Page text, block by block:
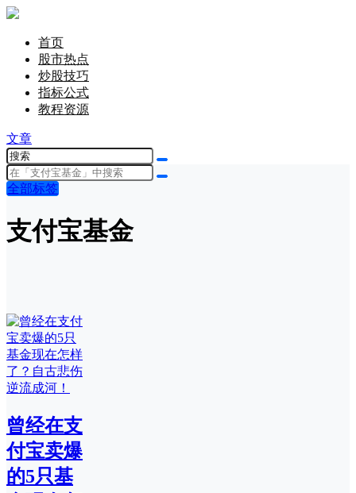
首页
股市热点
炒股技巧
指标公式
教程资源
文章
全部标签
支付宝基金
曾经在支
付宝卖爆
的5只基